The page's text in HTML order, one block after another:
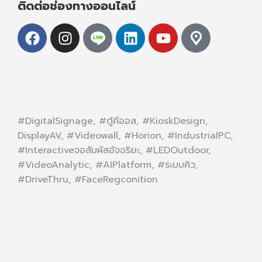
ติดต่อช่องทางออนไลน์
#DigitalSignage, #ตู้คีออส, #KioskDesign,
DisplayAV, #Videowall, #Horion, #IndustrialPC,
#Interactiveจอสัมผัสอัจฉริยะ, #LEDOutdoor,
#VideoAnalytic, #AIPlatform, #ระบบคิว,
#DriveThru, #FaceRegconition